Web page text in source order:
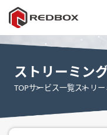
ストリーミン
TOPサービス一覧ストリ